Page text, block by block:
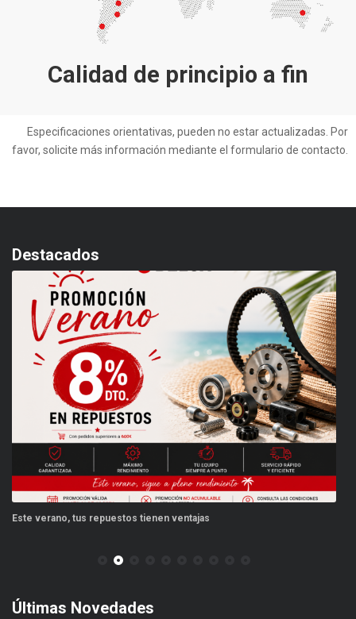
Calidad de principio a fin
Especificaciones orientativas, pueden no estar actualizadas. Por
favor, solicite más información mediante el formulario de contacto.
Destacados
Este verano, tus repuestos tienen ventajas
Últimas Novedades